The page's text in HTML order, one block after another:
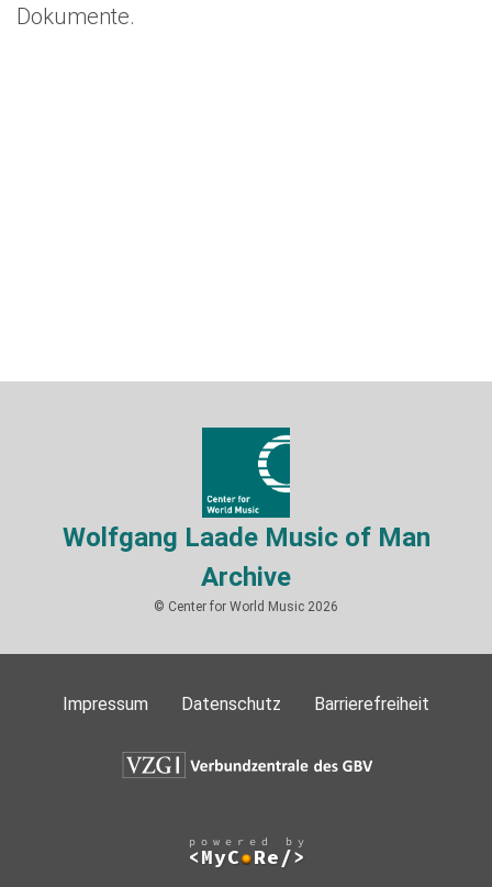
Dokumente.
Wolfgang Laade Music of Man
Archive
© Center for World Music 2026
Impressum Datenschutz Barrierefreiheit